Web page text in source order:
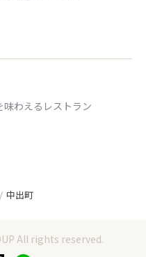
わえるレストラン
中出町
All rights reserved.